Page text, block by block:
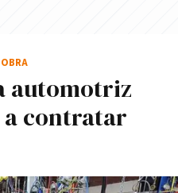
automotriz
contratar